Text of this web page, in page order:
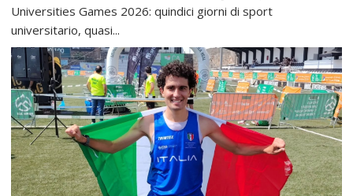
Universities Games 2026: quindici giorni di sport
universitario, quasi...